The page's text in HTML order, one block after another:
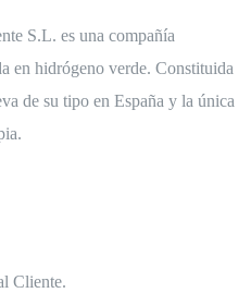
S.L. es una compañía
en hidrógeno verde. Constituida
de su tipo en España y la única
Cliente.